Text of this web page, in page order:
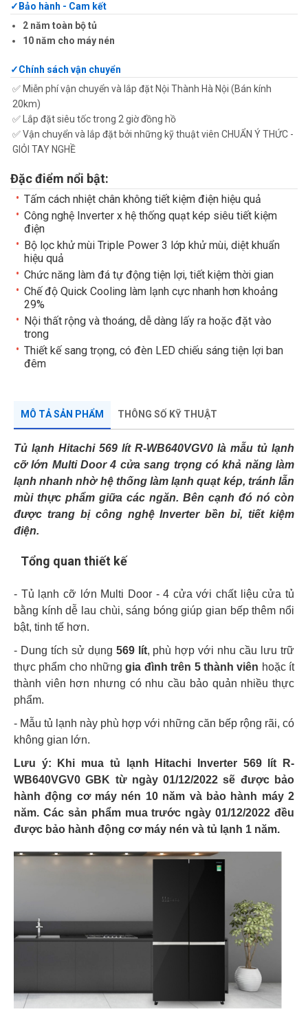
Bảo hành - Cam kết
2 năm toàn bộ tủ
10 năm cho máy nén
Chính sách vận chuyển
✅ Miễn phí vận chuyển và lắp đặt Nội Thành Hà Nội (Bán kính
20km)
✅ Lắp đặt siêu tốc trong 2 giờ đồng hồ
✅ Vận chuyển và lắp đặt bởi những kỹ thuật viên CHUẨN Ý THỨC -
GIỎI TAY NGHỀ
Đặc điểm nổi bật:
Tấm cách nhiệt chân không tiết kiệm điện hiệu quả
Công nghệ Inverter x hệ thống quạt kép siêu tiết kiệm
điện
Bộ lọc khử mùi Triple Power 3 lớp khử mùi, diệt khuẩn
hiệu quả
Chức năng làm đá tự động tiện lợi, tiết kiệm thời gian
Chế độ Quick Cooling làm lạnh cực nhanh hơn khoảng
29%
Nội thất rộng và thoáng, dễ dàng lấy ra hoặc đặt vào
trong
Thiết kế sang trọng, có đèn LED chiếu sáng tiện lợi ban
đêm
MÔ TẢ SẢN PHẨM THÔNG SỐ KỸ THUẬT
Tủ lạnh Hitachi 569 lít R-WB640VGV0 là mẫu tủ lạnh
cỡ lớn Multi Door 4 cửa sang trọng có khả năng làm
lạnh nhanh nhờ hệ thống làm lạnh quạt kép, tránh lẫn
mùi thực phẩm giữa các ngăn. Bên cạnh đó nó còn
được trang bị công nghệ Inverter bền bỉ, tiết kiệm
điện.
Tổng quan thiết kế
- Tủ lạnh cỡ lớn Multi Door - 4 cửa với chất liệu cửa tủ
bằng kính dễ lau chùi, sáng bóng giúp gian bếp thêm nổi
bật, tinh tế hơn.
- Dung tích sử dụng 569 lít, phù hợp với nhu cầu lưu trữ
thực phẩm cho nhữnggia đình trên 5 thành viên hoặc ít
thành viên hơn nhưng có nhu cầu bảo quản nhiều thực
phẩm.
- Mẫu tủ lạnh này phù hợp với những căn bếp rộng rãi, có
không gian lớn.
Lưu ý: Khi mua tủ lạnh Hitachi Inverter 569 lít R-
WB640VGV0 GBK từ ngày 01/12/2022 sẽ được bảo
hành động cơ máy nén 10 năm và bảo hành máy 2
năm. Các sản phẩm mua trước ngày 01/12/2022 đều
được bảo hành động cơ máy nén và tủ lạnh 1 năm.